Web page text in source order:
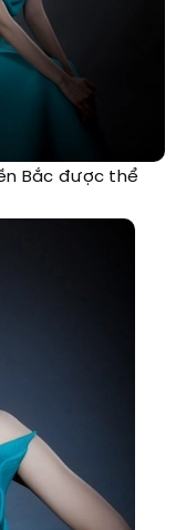
Bắc được thể